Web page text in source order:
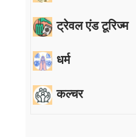
ट्रेवल एंड टूरिज्म
धर्म
कल्चर